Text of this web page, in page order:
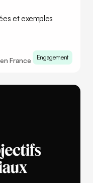
et exemples
France
Engagement